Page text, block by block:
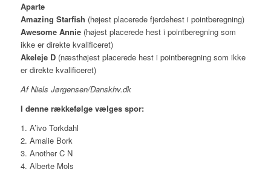
Aparte
Amazing Starfish (højest placerede fjerdehest i pointberegning)
Awesome Annie(højest placerede hest i pointberegning som
ikke er direkte kvalificeret)
Akeleje D(næsthøjest placerede hest i pointberegning som ikke
er direkte kvalificeret)
Af Niels Jørgensen/Danskhv.dk
I denne rækkefølge vælges spor:
1. A’ivo Torkdahl
2. Amalie Bork
3. Another C N
4. Alberte Mols